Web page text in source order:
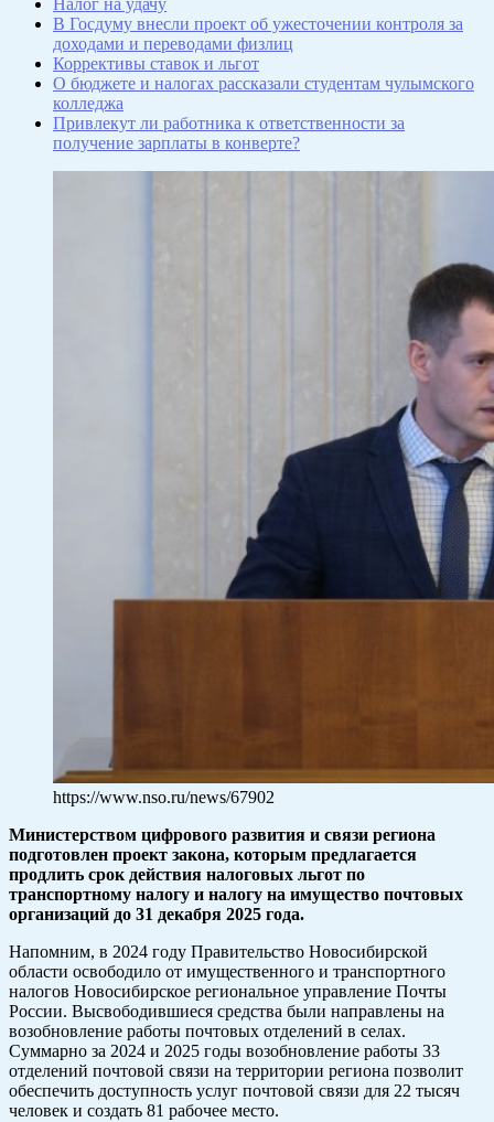
Налог на удачу
В Госдуму внесли проект об ужесточении контроля за
доходами и переводами физлиц
Коррективы ставок и льгот
О бюджете и налогах рассказали студентам чулымского
колледжа
Привлекут ли работника к ответственности за
получение зарплаты в конверте?
https://www.nso.ru/news/67902
Министерством цифрового развития и связи региона
подготовлен проект закона, которым предлагается
продлить срок действия налоговых льгот по
транспортному налогу и налогу на имущество почтовых
организаций до 31 декабря 2025 года.
Напомним, в 2024 году Правительство Новосибирской
области освободило от имущественного и транспортного
налогов Новосибирское региональное управление Почты
России. Высвободившиеся средства были направлены на
возобновление работы почтовых отделений в селах.
Суммарно за 2024 и 2025 годы возобновление работы 33
отделений почтовой связи на территории региона позволит
обеспечить доступность услуг почтовой связи для 22 тысяч
человек и создать 81 рабочее место.